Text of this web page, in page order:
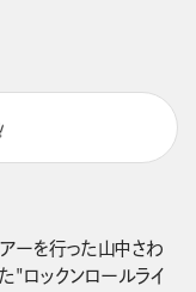
ーを行った山中さわ
"ロックンロールライ